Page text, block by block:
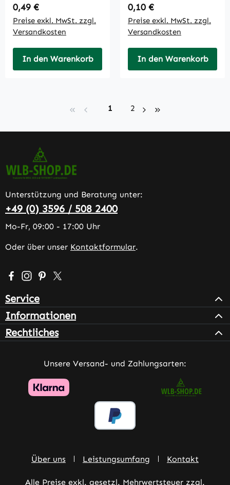
Regulärer Preis:
0,49 €
Preise exkl. MwSt. zzgl.
Versandkosten
In den Warenkorb
Regulärer Preis:
0,10 €
Preise exkl. MwSt. zzgl.
Versandkosten
In den Warenkorb
Seite
1 Seite
2
Unterstützung und Beratung unter:
+49 (0) 3596 / 508 2400
Mo-Fr, 09:00 - 17:00 Uhr
Oder über unser Kontaktformular.
Besuche uns auf Facebook – öffnet in neuem Tab
Schau auf Instagram vorbei – öffnet in neuem Tab
Lass dich auf Pinterest inspirieren – öffnet in
Folge uns auf X – öffnet in neuem Tab
Service
Informationen
Rechtliches
Unsere Versand- und Zahlungsarten:
Über uns Leistungsumfang Kontakt
Alle Preise exkl. gesetzl. Mehrwertsteuer zzgl.